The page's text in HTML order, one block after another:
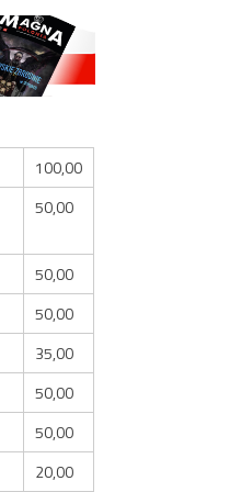
100,00
50,00
50,00
50,00
35,00
50,00
50,00
20,00